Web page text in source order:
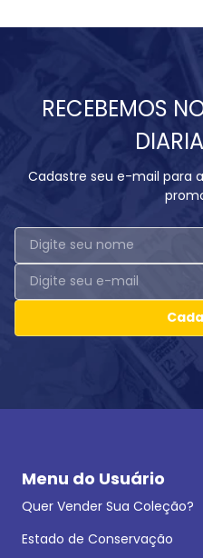
RECEBEMOS
Cadastre seu e-mail para
Menu do Usuário
Quer Vender Sua Coleção?
Estado de Conservação